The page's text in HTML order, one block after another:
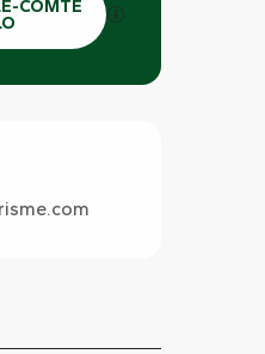
COMTE Los archivos
de